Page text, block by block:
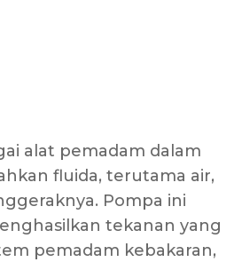
alat pemadam dalam
fluida, terutama air,
Pompa ini
tekanan yang
pemadam kebakaran,